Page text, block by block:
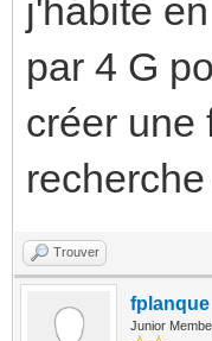
j'habite
par 4 G
créer une
Trouver
fplanque
Junior